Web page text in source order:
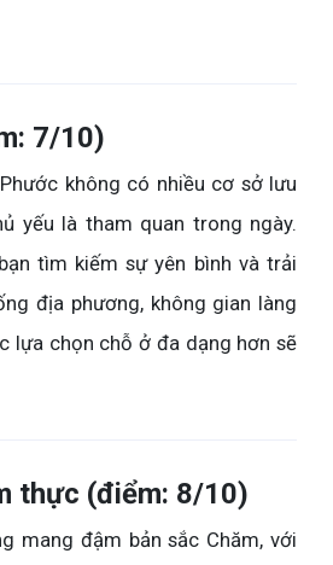
7/10)
không có nhiều cơ sở lưu
yếu là tham quan trong ngày.
tìm kiếm sự yên bình và trải
địa phương, không gian làng
lựa chọn chỗ ở đa dạng hơn sẽ
thực (điểm: 8/10)
mang đậm bản sắc Chăm, với